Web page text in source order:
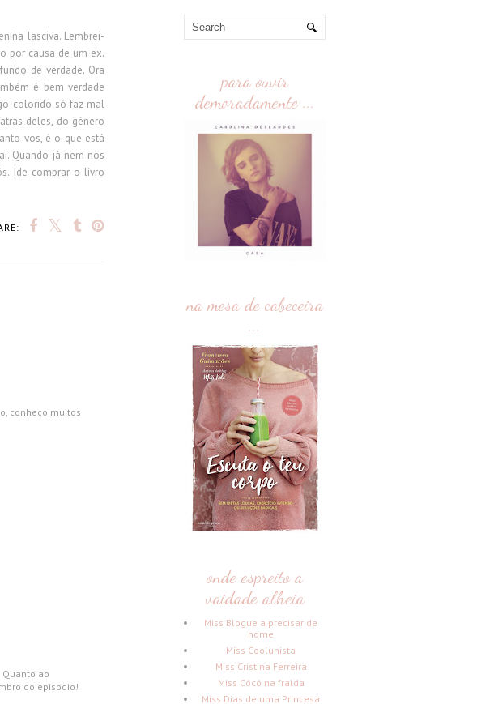
lasciva. Lembrei-
por causa de um ex.
de verdade. Ora
é bem verdade
colorido só faz mal
deles, do género
vos, é o que está
Quando já nem nos
Ide comprar o livro
conheço muitos
ao
do episodio!
para ouvir
demoradamente ...
na mesa de cabeceira
...
onde espreito a
vaidade alheia
Miss Blogue a precisar de
nome
Miss Coolunista
Miss Cristina Ferreira
Miss Cócó na fralda
Miss Dias de uma Princesa